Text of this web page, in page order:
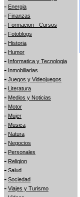
- Energia
- Finanzas
- Formacion - Cursos
- Fotoblogs
- Historia
- Humor
- Informatica y Tecnologia
- Inmobiliarias
- Juegos y Videojuegos
- Literatura
- Medios y Noticias
- Motor
- Mujer
- Musica
- Natura
- Negocios
- Personales
- Religion
- Salud
- Sociedad
- Viajes y Turismo